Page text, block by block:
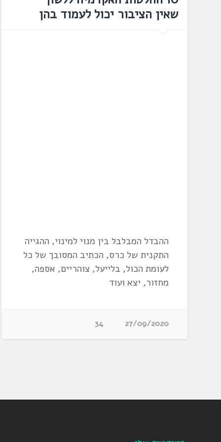
שאין הציבור יכול לעמוד בהן
ההבדל המבלבל בין מנוי למינוי, ההגייה
התקנית של כרס, הכתיב המסובך של כל
לעומת הכול, בלייעל, צוהריים, אספה,
מחזור, יצא ועוד
27/09/2020
34